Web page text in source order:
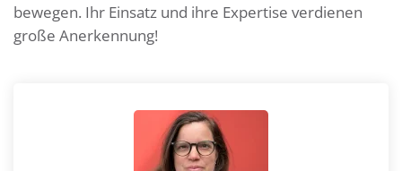
bewegen. Ihr Einsatz und ihre Expertise verdienen
große Anerkennung!